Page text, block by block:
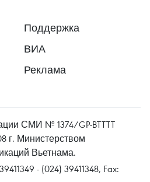
Поддержка
ВИА
Реклама
СМИ № 1374/GP-BTTTT
г. Министерством
Вьетнама.
- (024) 39411348, Fax: